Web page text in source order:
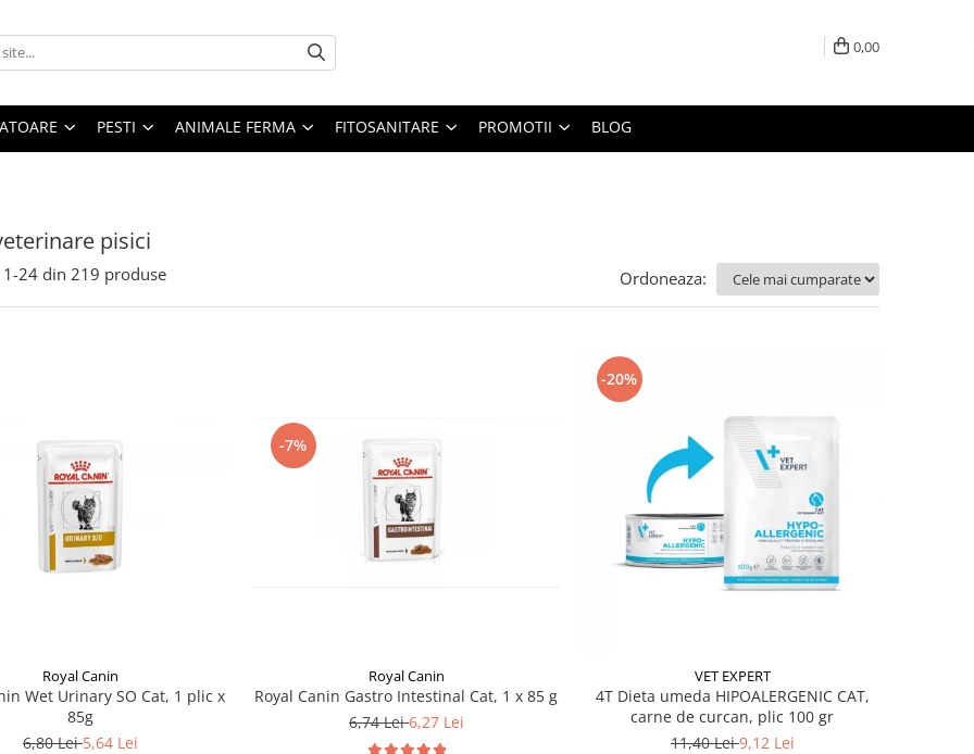
0,00
PESTI ANIMALE FERMA FITOSANITARE PROMOTII BLOG
pisici
1-24 din 219 produse Ordoneaza:
Royal Canin
Wet Urinary SO Cat, 1 plic x
85g
6,80 Lei5,64 Lei
-7%
Royal Canin
Royal Canin Gastro Intestinal Cat, 1 x 85 g
6,74 Lei6,27 Lei
-20%
VET EXPERT
4T Dieta umeda HIPOALERGENIC CAT,
carne de curcan, plic 100 gr
11,40 Lei9,12 Lei